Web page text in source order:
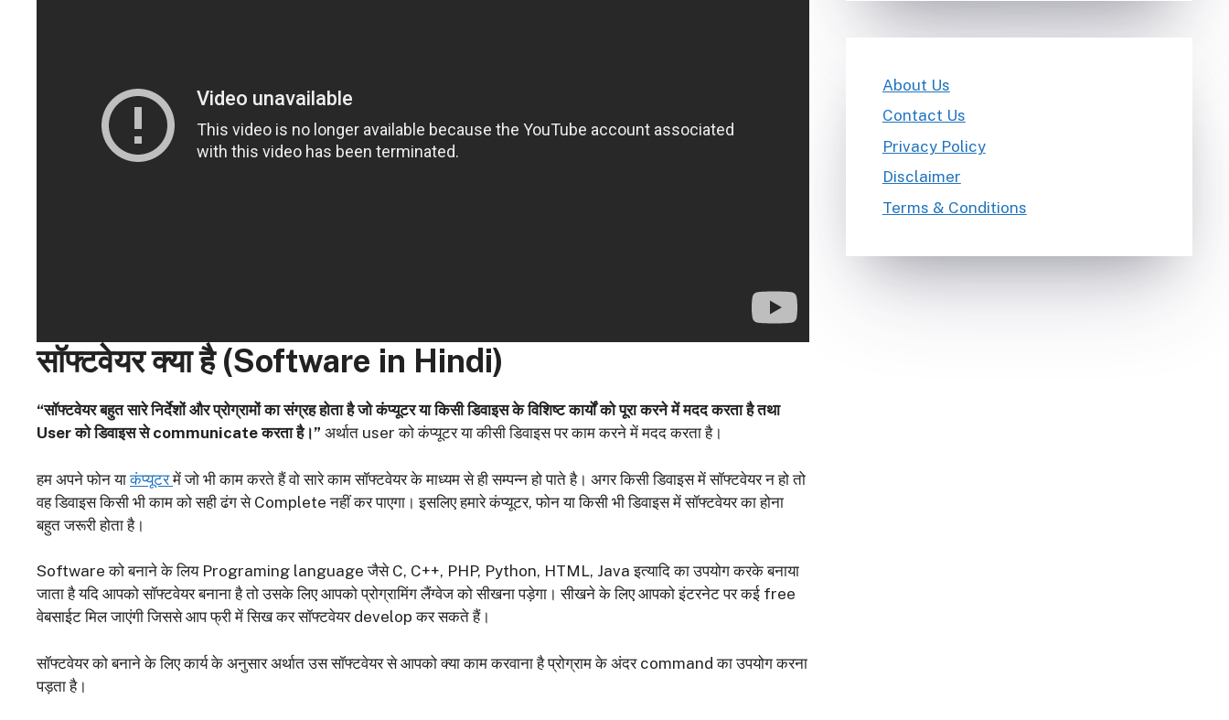
सॉफ्टवेयर क्या है (Software in Hindi)
“सॉफ्टवेयर बहुत सारे निर्देशों और प्रोग्रामों का संग्रह होता है जो कंप्यूटर या किसी डिवाइस के विशिष्ट कार्यों को पूरा करने में मदद करता है तथा
User को डिवाइस से communicate करता है।” अर्थात user को कंप्यूटर या कीसी डिवाइस पर काम करने में मदद करता है।
हम अपने फोन याकंप्यूटरमें जो भी काम करते हैं वो सारे काम सॉफ्टवेयर के माध्यम से ही सम्पन्न हो पाते है। अगर किसी डिवाइस में सॉफ्टवेयर न हो तो
वह डिवाइस किसी भी काम को सही ढंग से Complete नहीं कर पाएगा। इसलिए हमारे कंप्यूटर, फोन या किसी भी डिवाइस में सॉफ्टवेयर का होना
बहुत जरूरी होता है।
Software को बनाने के लिय Programing language जैसे C, C++, PHP, Python, HTML, Java इत्यादि का उपयोग करके बनाया
जाता है यदि आपको सॉफ्टवेयर बनाना है तो उसके लिए आपको प्रोग्रामिंग लैंग्वेज को सीखना पड़ेगा। सीखने के लिए आपको इंटरनेट पर कई free
वेबसाईट मिल जाएंगी जिससे आप फ्री में सिख कर सॉफ्टवेयर develop कर सकते हैं।
सॉफ्टवेयर को बनाने के लिए कार्य के अनुसार अर्थात उस सॉफ्टवेयर से आपको क्या काम करवाना है प्रोग्राम के अंदर command का उपयोग करना
पड़ता है।
About Us
Contact Us
Privacy Policy
Disclaimer
Terms & Conditions